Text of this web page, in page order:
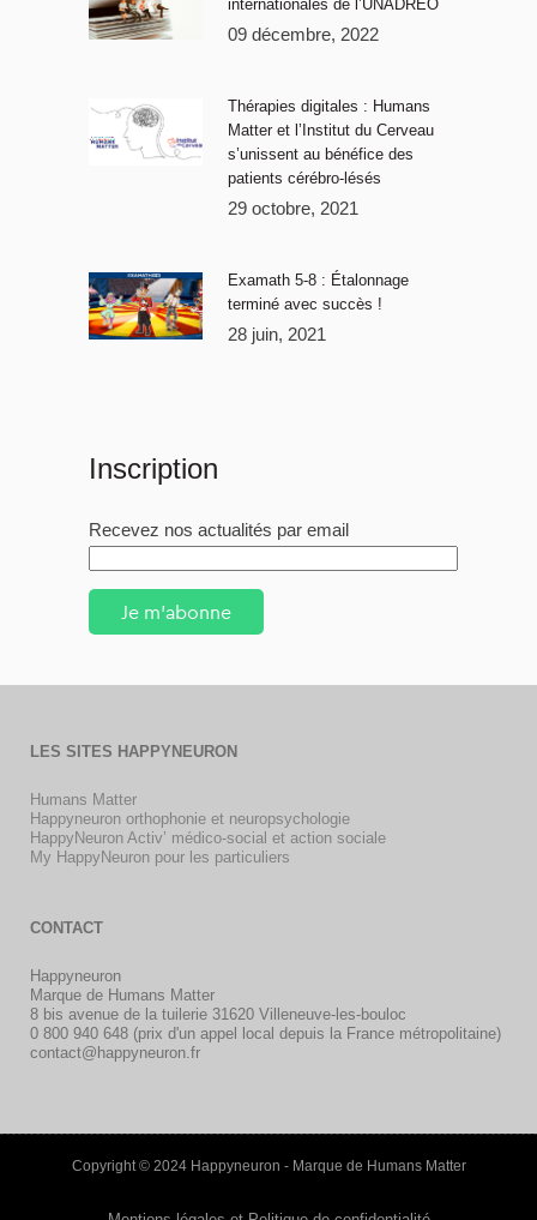
internationales de l’UNADREO
09 décembre, 2022
Thérapies digitales : Humans
Matter et l’Institut du Cerveau
s’unissent au bénéfice des
patients cérébro-lésés
29 octobre, 2021
Examath 5-8 : Étalonnage
terminé avec succès !
28 juin, 2021
Inscription
Recevez nos actualités par email
Je m'abonne
LES SITES HAPPYNEURON
Humans Matter
Happyneuron orthophonie et neuropsychologie
HappyNeuron Activ’ médico-social et action sociale
My HappyNeuron pour les particuliers
CONTACT
Happyneuron
Marque de Humans Matter
8 bis avenue de la tuilerie 31620 Villeneuve-les-bouloc
0 800 940 648 (prix d'un appel local depuis la France métropolitaine)
contact@happyneuron.fr
Copyright © 2024 Happyneuron - Marque de Humans Matter